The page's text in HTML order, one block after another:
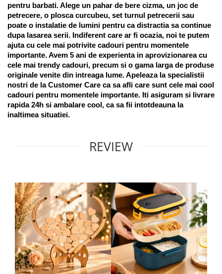
pentru barbati. Alege un pahar de bere cizma, un joc de
petrecere, o plosca curcubeu, set turnul petrecerii sau
poate o instalatie de lumini pentru ca distractia sa continue
dupa lasarea serii. Indiferent care ar fi ocazia, noi te putem
ajuta cu cele mai potrivite cadouri pentru momentele
importante. Avem 5 ani de experienta in aprovizionarea cu
cele mai trendy cadouri, precum si o gama larga de produse
originale venite din intreaga lume. Apeleaza la specialistii
nostri de la Customer Care ca sa afli care sunt cele mai cool
cadouri pentru momentele importante. Iti asiguram si livrare
rapida 24h si ambalare cool, ca sa fii intotdeauna la
inaltimea situatiei.
REVIEW